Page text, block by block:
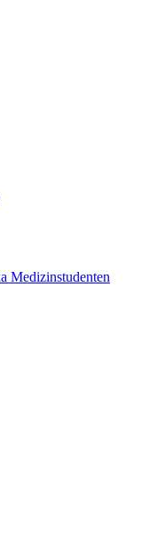
Medizinstudenten